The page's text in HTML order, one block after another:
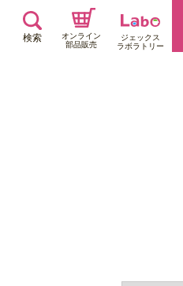
検索
オンライン
部品販売
ジェックス
ラボラトリー